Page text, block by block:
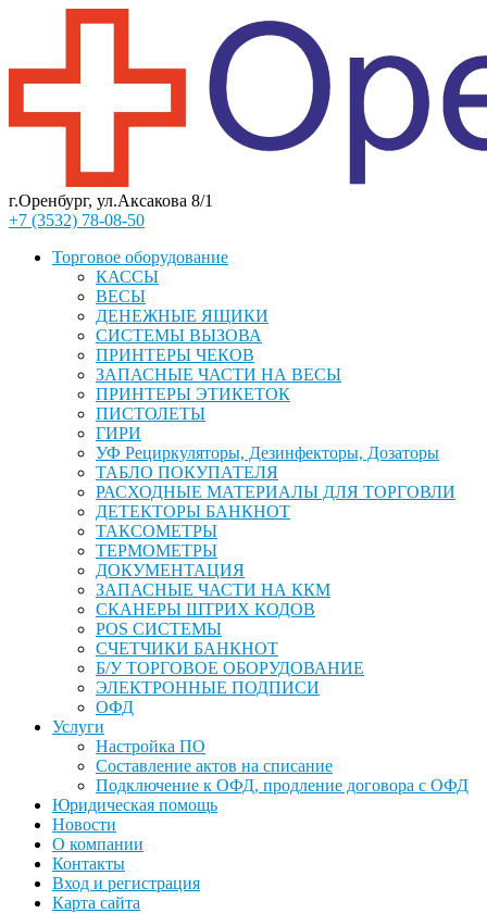
г.Оренбург, ул.Аксакова 8/1
+7 (3532) 78-08-50
Торговое оборудование
КАССЫ
ВЕСЫ
ДЕНЕЖНЫЕ ЯЩИКИ
СИСТЕМЫ ВЫЗОВА
ПРИНТЕРЫ ЧЕКОВ
ЗАПАСНЫЕ ЧАСТИ НА ВЕСЫ
ПРИНТЕРЫ ЭТИКЕТОК
ПИСТОЛЕТЫ
ГИРИ
УФ Рециркуляторы, Дезинфекторы, Дозаторы
ТАБЛО ПОКУПАТЕЛЯ
РАСХОДНЫЕ МАТЕРИАЛЫ ДЛЯ ТОРГОВЛИ
ДЕТЕКТОРЫ БАНКНОТ
ТАКСОМЕТРЫ
ТЕРМОМЕТРЫ
ДОКУМЕНТАЦИЯ
ЗАПАСНЫЕ ЧАСТИ НА ККМ
СКАНЕРЫ ШТРИХ КОДОВ
POS СИСТЕМЫ
СЧЕТЧИКИ БАНКНОТ
Б/У ТОРГОВОЕ ОБОРУДОВАНИЕ
ЭЛЕКТРОННЫЕ ПОДПИСИ
ОФД
Услуги
Настройка ПО
Составление актов на списание
Подключение к ОФД, продление договора с ОФД
Юридическая помощь
Новости
О компании
Контакты
Вход и регистрация
Карта сайта